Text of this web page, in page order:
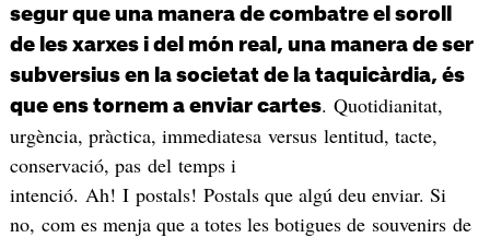
segur que una manera de combatre el soroll
de les xarxes i del món real, una manera de ser
subversius en la societat de la taquicàrdia, és
que ens tornem a enviar cartes. Quotidianitat,
urgència, pràctica, immediatesa versus lentitud, tacte,
conservació, pas del temps i
intenció. Ah! I postals! Postals que algú deu enviar. Si
no, com es menja que a totes les botigues de souvenirs de